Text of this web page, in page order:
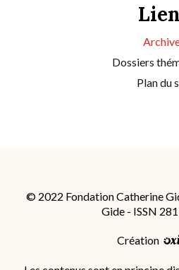
Dossiers
Plan du
© 2022 Fondation Catherine
Gide - ISSN
Création